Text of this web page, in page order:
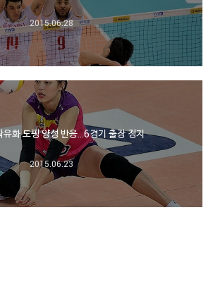
2015.06.28
유화 도핑 양성 반응…6경기 출장 정지
2015.06.23